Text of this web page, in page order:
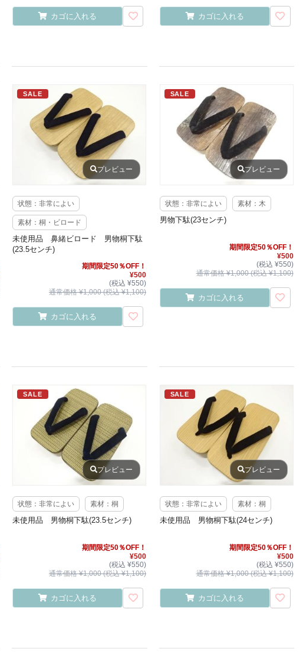
カゴに入れる カゴに入れる
SALE
プレビュー
状態：非常によい
素材：桐・ビロード
未使用品 鼻緒ビロード 男物桐下駄
(23.5センチ)
期間限定50％OFF！
¥500
(税込 ¥550)
通常価格 ¥1,000 (税込 ¥1,100)
カゴに入れる
SALE
プレビュー
状態：非常によい 素材：木
男物下駄(23センチ)
期間限定50％OFF！
¥500
(税込 ¥550)
通常価格 ¥1,000 (税込 ¥1,100)
カゴに入れる
SALE
プレビュー
状態：非常によい 素材：桐
未使用品 男物桐下駄(23.5センチ)
期間限定50％OFF！
¥500
(税込 ¥550)
通常価格 ¥1,000 (税込 ¥1,100)
カゴに入れる
SALE
プレビュー
状態：非常によい 素材：桐
未使用品 男物桐下駄(24センチ)
期間限定50％OFF！
¥500
(税込 ¥550)
通常価格 ¥1,000 (税込 ¥1,100)
カゴに入れる